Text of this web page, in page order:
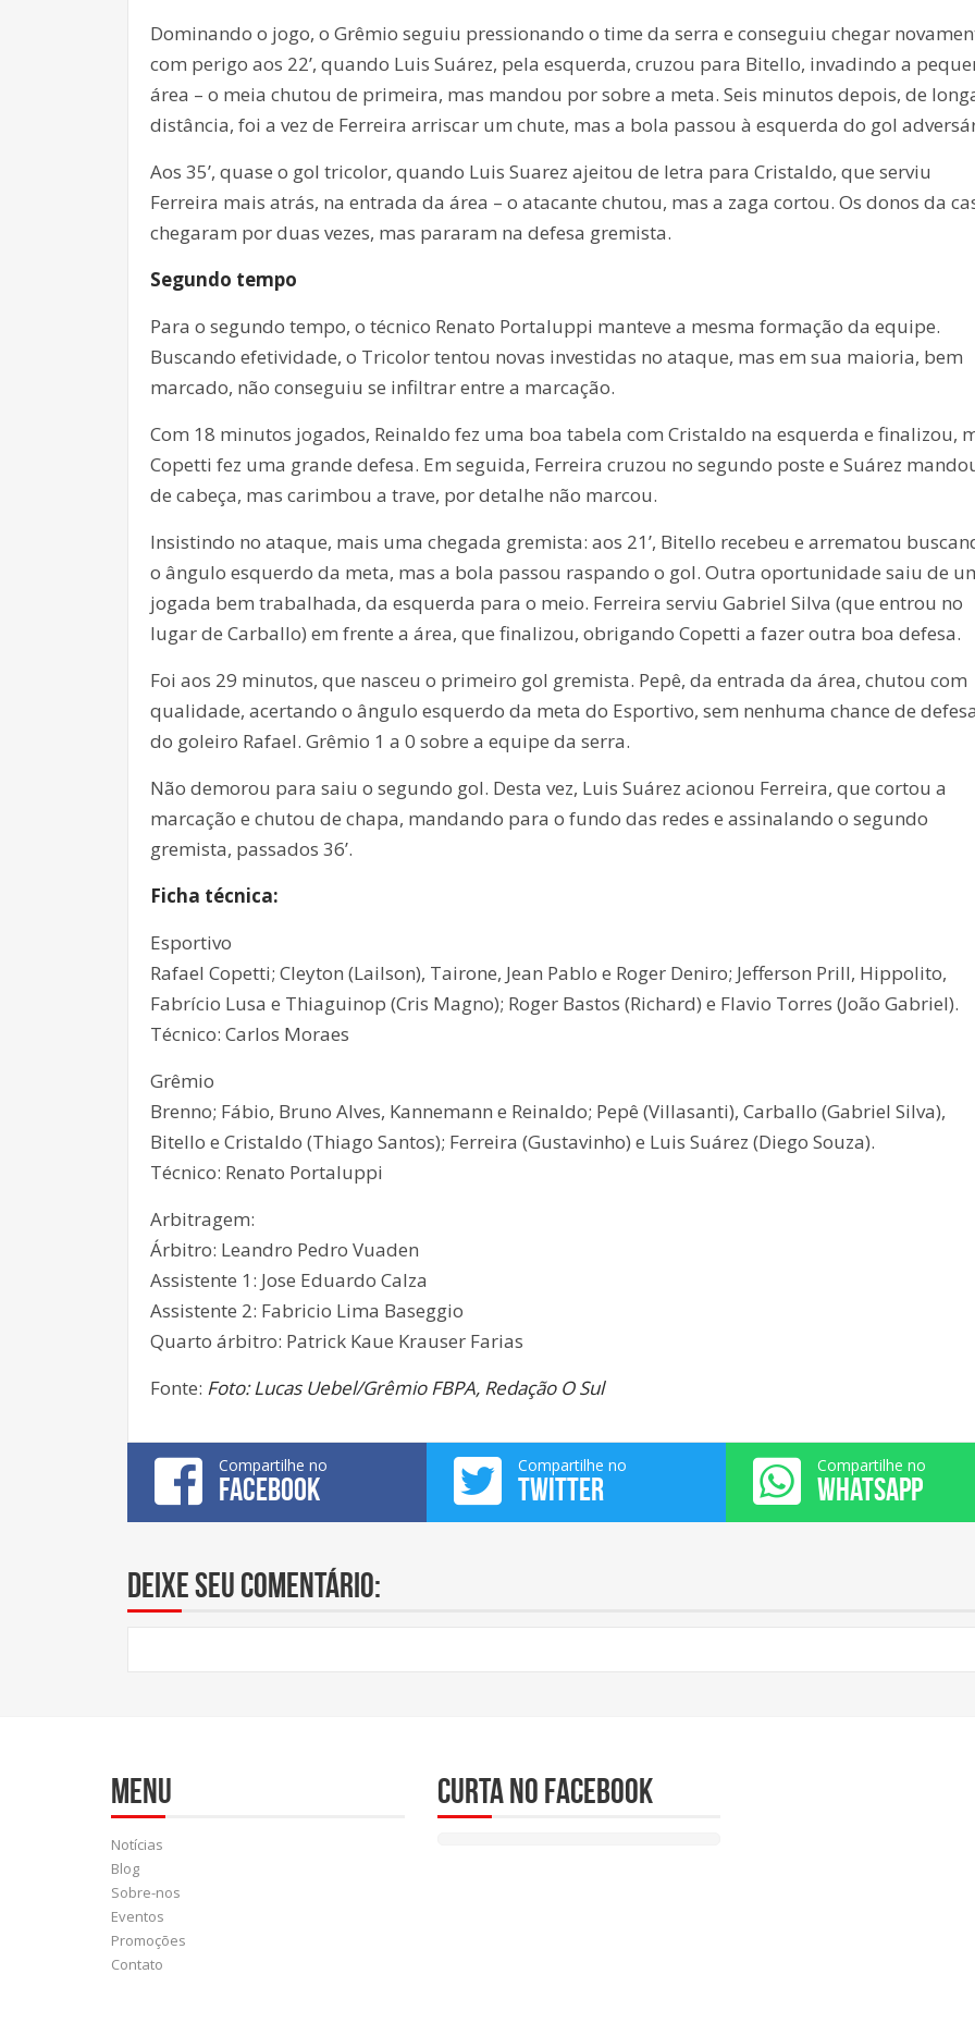
Dominando o jogo, o Grêmio seguiu pressionando o time da serra e conseguiu chegar
com perigo aos 22’, quando Luis Suárez, pela esquerda, cruzou para Bitello, invadindo a
área – o meia chutou de primeira, mas mandou por sobre a meta. Seis minutos depois, de
distância, foi a vez de Ferreira arriscar um chute, mas a bola passou à esquerda do gol
Aos 35’, quase o gol tricolor, quando Luis Suarez ajeitou de letra para Cristaldo, que serviu
Ferreira mais atrás, na entrada da área – o atacante chutou, mas a zaga cortou. Os donos da
chegaram por duas vezes, mas pararam na defesa gremista.
Segundo tempo
Para o segundo tempo, o técnico Renato Portaluppi manteve a mesma formação da equipe.
Buscando efetividade, o Tricolor tentou novas investidas no ataque, mas em sua maioria, bem
marcado, não conseguiu se infiltrar entre a marcação.
Com 18 minutos jogados, Reinaldo fez uma boa tabela com Cristaldo na esquerda e finalizou,
Copetti fez uma grande defesa. Em seguida, Ferreira cruzou no segundo poste e Suárez
de cabeça, mas carimbou a trave, por detalhe não marcou.
Insistindo no ataque, mais uma chegada gremista: aos 21’, Bitello recebeu e arrematou
o ângulo esquerdo da meta, mas a bola passou raspando o gol. Outra oportunidade saiu de
jogada bem trabalhada, da esquerda para o meio. Ferreira serviu Gabriel Silva (que entrou no
lugar de Carballo) em frente a área, que finalizou, obrigando Copetti a fazer outra boa defesa.
Foi aos 29 minutos, que nasceu o primeiro gol gremista. Pepê, da entrada da área, chutou com
qualidade, acertando o ângulo esquerdo da meta do Esportivo, sem nenhuma chance de
do goleiro Rafael. Grêmio 1 a 0 sobre a equipe da serra.
Não demorou para saiu o segundo gol. Desta vez, Luis Suárez acionou Ferreira, que cortou a
marcação e chutou de chapa, mandando para o fundo das redes e assinalando o segundo
gremista, passados 36’.
Ficha técnica:
Esportivo
Rafael Copetti; Cleyton (Lailson), Tairone, Jean Pablo e Roger Deniro; Jefferson Prill, Hippolito,
Fabrício Lusa e Thiaguinop (Cris Magno); Roger Bastos (Richard) e Flavio Torres (João Gabriel).
Técnico: Carlos Moraes
Grêmio
Brenno; Fábio, Bruno Alves, Kannemann e Reinaldo; Pepê (Villasanti), Carballo (Gabriel Silva),
Bitello e Cristaldo (Thiago Santos); Ferreira (Gustavinho) e Luis Suárez (Diego Souza).
Técnico: Renato Portaluppi
Arbitragem:
Árbitro: Leandro Pedro Vuaden
Assistente 1: Jose Eduardo Calza
Assistente 2: Fabricio Lima Baseggio
Quarto árbitro: Patrick Kaue Krauser Farias
Fonte: Foto: Lucas Uebel/Grêmio FBPA, Redação O Sul
Compartilhe no
FACEBOOK
Compartilhe no
TWITTER
Compartilhe no
WHATSAPP
Deixe seu comentário:
Menu
Notícias
Blog
Sobre-nos
Eventos
Promoções
Contato
Curta no Facebook